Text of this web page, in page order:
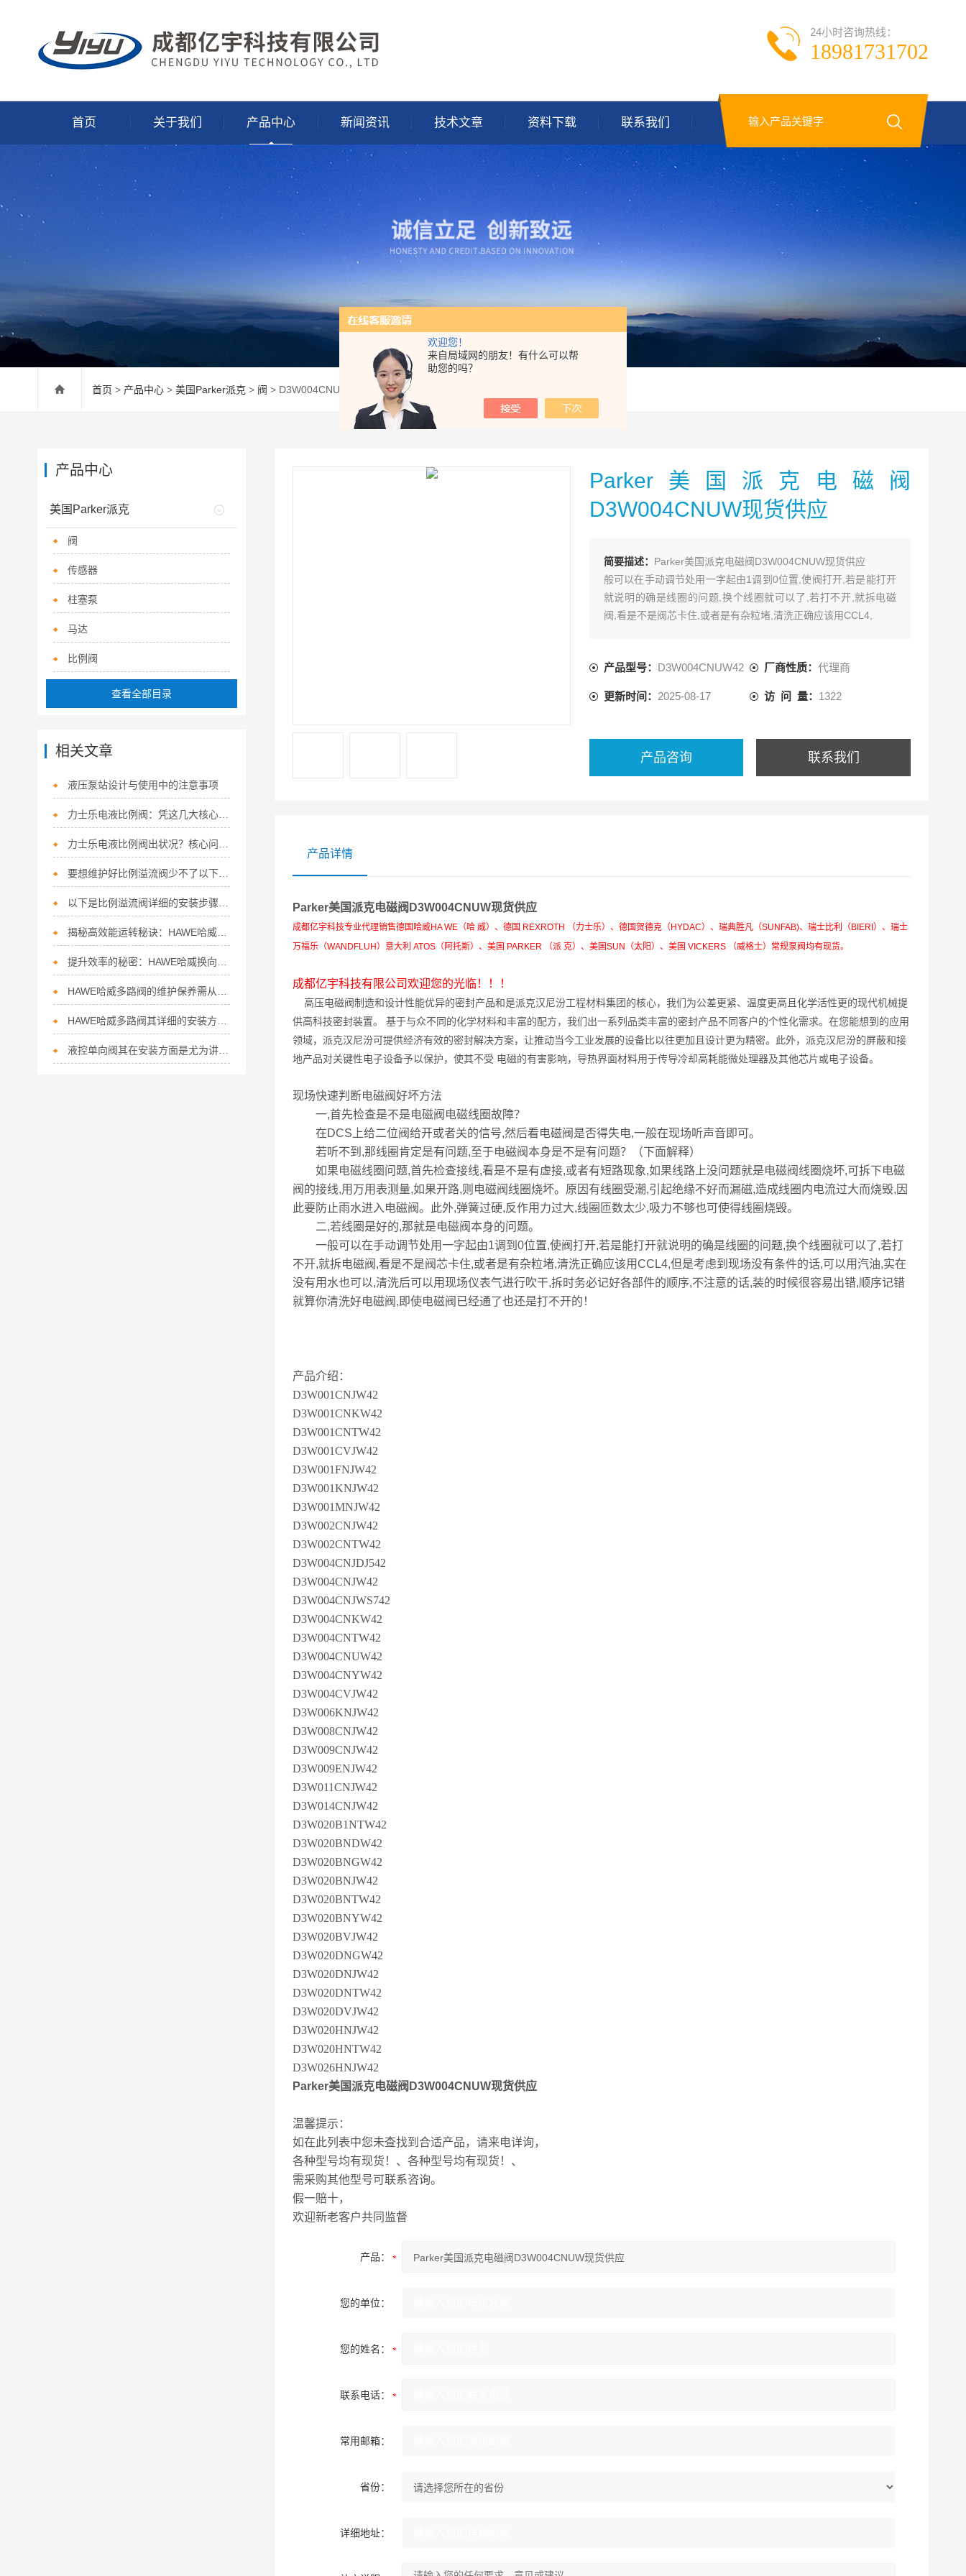
欢迎您！
来自局域网的朋友！有什么可以帮
助您的吗？
24小时咨询热线：
18981731702
首页 关于我们 产品中心 新闻资讯 技术文章 资料下载 联系我们
首页 > 产品中心 > 美国Parker派克 > 阀 > D3W004CNUW42Parker美国派克电磁阀D3W004CNUW现货供应
Parker美国派克电磁阀
D3W004CNUW现货供应
简要描述： Parker美国派克电磁阀D3W004CNUW现货供应
般可以在手动调节处用一字起由1调到0位置,使阀打开,若是能打开
就说明的确是线圈的问题,换个线圈就可以了,若打不开,就拆电磁
阀,看是不是阀芯卡住,或者是有杂粒堵,清洗正确应该用CCL4,
产品型号： D3W004CNUW42 厂商性质：代理商
更新时间： 2025-08-17 访 问 量： 1322
产品咨询 联系我们
产品详情
Parker美国派克电磁阀D3W004CNUW现货供应
成都亿宇科技专业代理销售德国哈威HA WE（哈 威）、德国 REXROTH （力士乐）、德国贺德克（HYDAC）、瑞典胜凡（SUNFAB)、瑞士比利（BIERI）、瑞士
万福乐（WANDFLUH）意大利 ATOS（阿托斯）、美国 PARKER （派 克）、美国SUN（太阳）、美国 VICKERS （威格士）常规泵阀均有现货。
成都亿宇科技有限公司欢迎您的光临！！！
高压电磁阀制造和设计性能优异的密封产品和是派克汉尼汾工程材料集团的核心，我们为公差更紧、温度更高且化学活性更的现代机械提
供高科技密封装置。 基于与众不同的化学材料和丰富的配方，我们出一系列品类丰富的密封产品不同客户的个性化需求。在您能想到的应用
领域，派克汉尼汾可提供经济有效的密封解决方案，让推动当今工业发展的设备比以往更加且设计更为精密。此外，派克汉尼汾的屏蔽和接
地产品对关键性电子设备予以保护，使其不受 电磁的有害影响，导热界面材料用于传导冷却高耗能微处理器及其他芯片或电子设备。
现场快速判断电磁阀好坏方法
一,首先检查是不是电磁阀电磁线圈故障？
在DCS上给二位阀给开或者关的信号,然后看电磁阀是否得失电,一般在现场听声音即可。
若听不到,那线圈肯定是有问题,至于电磁阀本身是不是有问题？（下面解释）
如果电磁线圈问题,首先检查接线,看是不是有虚接,或者有短路现象,如果线路上没问题就是电磁阀线圈烧坏,可拆下电磁
阀的接线,用万用表测量,如果开路,则电磁阀线圈烧坏。原因有线圈受潮,引起绝缘不好而漏磁,造成线圈内电流过大而烧毁,因
此要防止雨水进入电磁阀。此外,弹簧过硬,反作用力过大,线圈匝数太少,吸力不够也可使得线圈烧毁。
二,若线圈是好的,那就是电磁阀本身的问题。
一般可以在手动调节处用一字起由1调到0位置,使阀打开,若是能打开就说明的确是线圈的问题,换个线圈就可以了,若打
不开,就拆电磁阀,看是不是阀芯卡住,或者是有杂粒堵,清洗正确应该用CCL4,但是考虑到现场没有条件的话,可以用汽油,实在
没有用水也可以,清洗后可以用现场仪表气进行吹干,拆时务必记好各部件的顺序,不注意的话,装的时候很容易出错,顺序记错
就算你清洗好电磁阀,即使电磁阀已经通了也还是打不开的！
产品介绍：
D3W001CNJW42
D3W001CNKW42
D3W001CNTW42
D3W001CVJW42
D3W001FNJW42
D3W001KNJW42
D3W001MNJW42
D3W002CNJW42
D3W002CNTW42
D3W004CNJDJ542
D3W004CNJW42
D3W004CNJWS742
D3W004CNKW42
D3W004CNTW42
D3W004CNUW42
D3W004CNYW42
D3W004CVJW42
D3W006KNJW42
D3W008CNJW42
D3W009CNJW42
D3W009ENJW42
D3W011CNJW42
D3W014CNJW42
D3W020B1NTW42
D3W020BNDW42
D3W020BNGW42
D3W020BNJW42
D3W020BNTW42
D3W020BNYW42
D3W020BVJW42
D3W020DNGW42
D3W020DNJW42
D3W020DNTW42
D3W020DVJW42
D3W020HNJW42
D3W020HNTW42
D3W026HNJW42
Parker美国派克电磁阀D3W004CNUW现货供应
温馨提示：
如在此列表中您未查找到合适产品，请来电详询，
各种型号均有现货！、各种型号均有现货！、
需采购其他型号可联系咨询。
假一赔十，
欢迎新老客户共同监督
产品：
您的单位：
您的姓名：
联系电话：
常用邮箱：
省份：
详细地址：
产品中心
美国Parker派克
阀
传感器
柱塞泵
马达
比例阀
查看全部目录
相关文章
液压泵站设计与使用中的注意事项
力士乐电液比例阀：凭这几大核心特点，稳坐流体控制“硬核担当”！
要想维护好比例溢流阀少不了以下步骤！
揭秘高效能运转秘诀：HAWE哈威换向阀的多面应用
液控单向阀其在安装方面是尤为讲究的